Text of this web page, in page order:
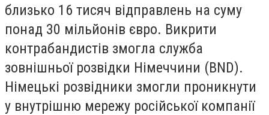
близько 16 тисяч відправлень на суму
понад 30 мільйонів євро. Викрити
контрабандистів змогла служба
зовнішньої розвідки Німеччини (BND).
Німецькі розвідники змогли проникнути
у внутрішню мережу російської компанії